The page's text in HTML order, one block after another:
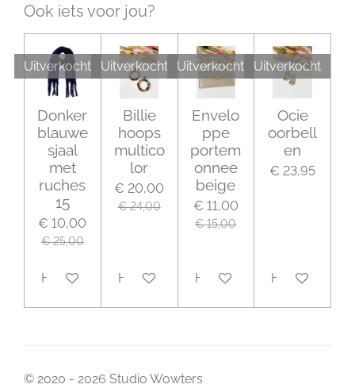
Ook iets voor jou?
Uitverkocht
Donker
blauwe
sjaal
met
ruches
15
€ 10,00
€ 25,00
Houd mij op de hoogte
Uitverkocht
Billie
hoops
multico
lor
€ 20,00
€ 24,00
Houd mij op de hoogte
Uitverkocht
Envelo
ppe
portem
onnee
beige
€ 11,00
€ 15,00
Houd mij op de hoogte
Uitverkocht
Ocie
oorbell
en
€ 23,95
Houd mij op
© 2020 - 2026 Studio Wowters